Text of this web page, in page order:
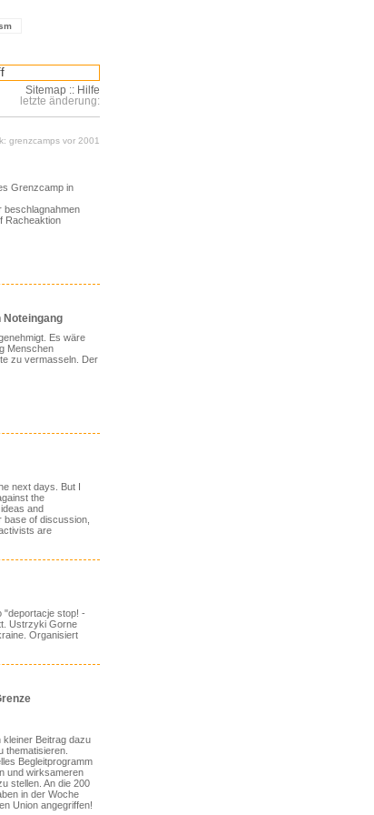
Sitemap :: Hilfe
letzte änderung:
grenzcamps vor 2001
Grenzcamp in
beschlagnahmen
Racheaktion
Es wäre
Menschen
zu vermasseln. Der
next days. But I
the
and
of discussion,
are
"deportacje stop! -
Ustrzyki Gorne
Organisiert
kleiner Beitrag dazu
thematisieren.
Begleitprogramm
und wirksameren
stellen. An die 200
in der Woche
Union angegriffen!